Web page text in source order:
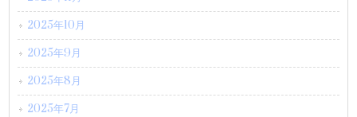
2025年10月
2025年9月
2025年8月
2025年7月